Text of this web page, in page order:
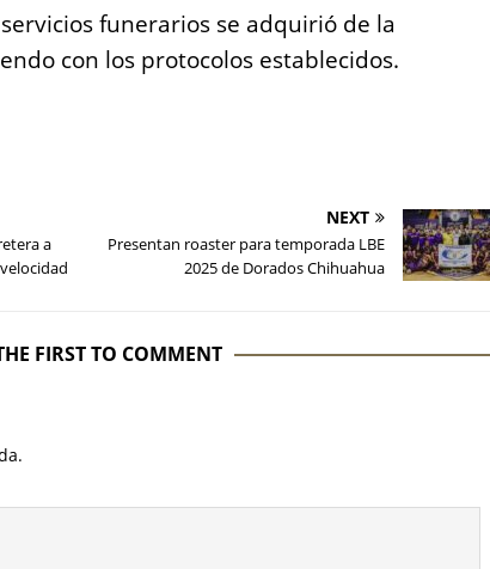
funerarios se adquirió de la
con los protocolos establecidos.
a
NEXT
Presentan roaster para temporada LBE
2025 de Dorados Chihuahua
FIRST TO COMMENT